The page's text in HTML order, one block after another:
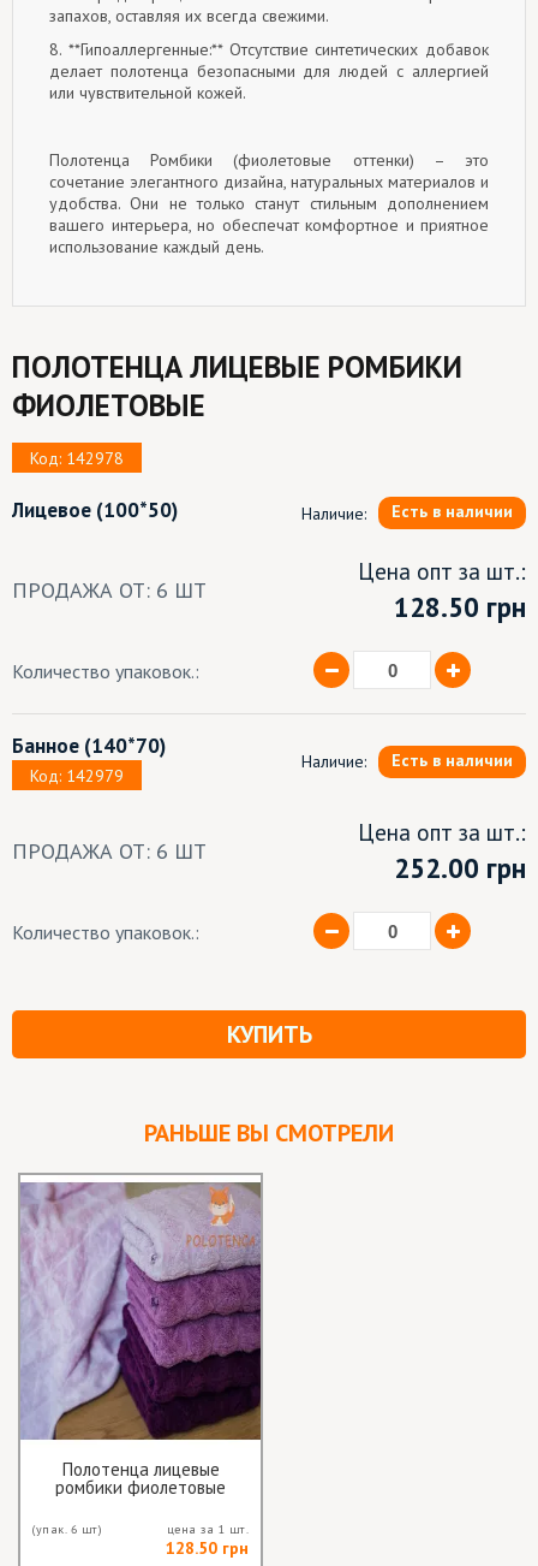
запахов, оставляя их всегда свежими.
8. **Гипоаллергенные:** Отсутствие синтетических добавок
делает полотенца безопасными для людей с аллергией
или чувствительной кожей.
Полотенца Ромбики (фиолетовые оттенки) – это
сочетание элегантного дизайна, натуральных материалов и
удобства. Они не только станут стильным дополнением
вашего интерьера, но обеспечат комфортное и приятное
использование каждый день.
ПОЛОТЕНЦА ЛИЦЕВЫЕ РОМБИКИ
ФИОЛЕТОВЫЕ
Код: 142978
Лицевое (100*50) Наличие: Есть в наличии
ПРОДАЖА ОТ: 6 ШТ
Цена опт за шт.:
128.50 грн
Количество упаковок.:
Банное (140*70)
Код: 142979
Наличие: Есть в наличии
ПРОДАЖА ОТ: 6 ШТ
Цена опт за шт.:
252.00 грн
Количество упаковок.:
КУПИТЬ
РАНЬШЕ ВЫ СМОТРЕЛИ
Полотенца лицевые
ромбики фиолетовые
(упак. 6 шт) цена за 1 шт.
128.50 грн